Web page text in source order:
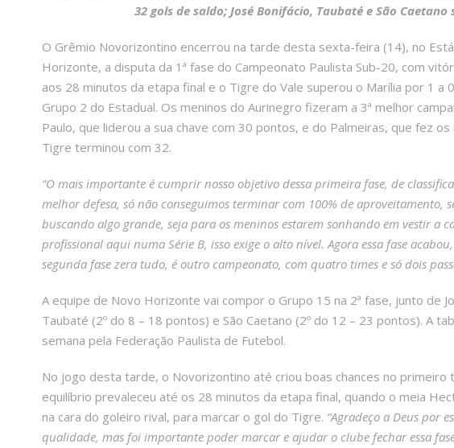
32 gols de saldo; José Bonifácio, Taubaté e São
O Grêmio Novorizontino encerrou na tarde desta sexta-feira (14), no
Horizonte, a disputa da 1ª fase do Campeonato Paulista Sub-20, com
aos 28 minutos da etapa final e o Tigre do Vale superou o Marília por 1 a
Grupo 2 do Estadual. Os meninos do Aurinegro fizeram a 3ª melhor
Paulo, que liderou a sua chave com 30 pontos, e do Palmeiras, que fez
Tigre terminou com 32.
“O mais importante é cumprir nosso objetivo dessa primeira fase, de
melhor defesa, só não conseguimos terminar com 100% de aproveitamento,
buscando algo grande, seja para os meninos estarem sonhando em vestir a
profissional aqui numa Série B, isso exige o alto nível. Agora essa fase
segunda fase zera tudo, é outro campeonato, com quatro times e só dois
A equipe de Novo Horizonte vai compor o Grupo 15 na 2ª fase, junto de
Taubaté (2º do 8 – 18 pontos) e São Caetano (2º do 12 – 23 pontos). A
semana pela Federação Paulista de Futebol.
No jogo desta tarde, o Novorizontino até criou boas chances no primeiro
equilíbrio prevaleceu até os 28 minutos da etapa final, quando o meia
na cara do goleiro rival, para marcar o gol do Tigre. “Agradeço a Deus por
qualidade, mas foi importante poder marcar e ajudar o clube fechar essa